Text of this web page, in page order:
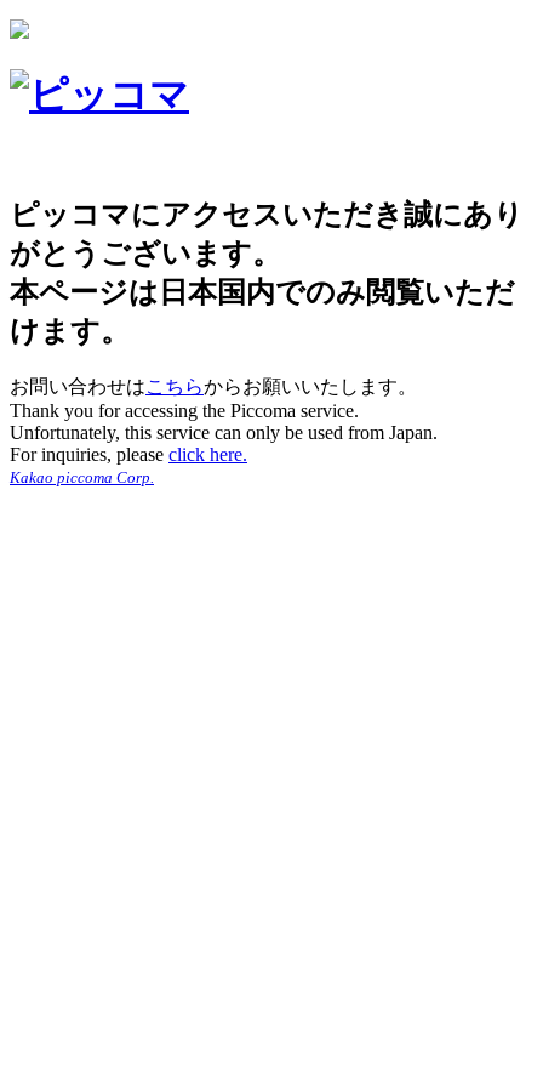
ピッコマにアクセスいただき誠にあり
がとうございます。
本ページは日本国内でのみ閲覧いただ
けます。
お問い合わせはこちらからお願いいたします。
Thank you for accessing the Piccoma service.
Unfortunately, this service can only be used from Japan.
For inquiries, please click here.
Kakao piccoma Corp.